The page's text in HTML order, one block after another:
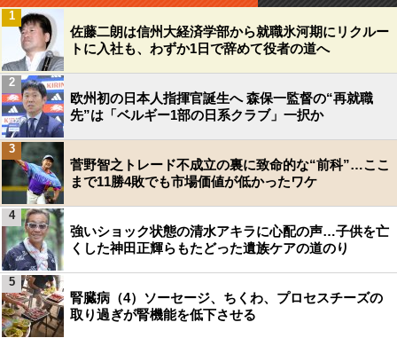
佐藤二朗は信州大経済学部から就職氷河期にリクルー
トに入社も、わずか1日で辞めて役者の道へ
1
欧州初の日本人指揮官誕生へ 森保一監督の“再就職
先”は「ベルギー1部の日系クラブ」一択か
2
菅野智之トレード不成立の裏に致命的な“前科”…ここ
まで11勝4敗でも市場価値が低かったワケ
3
強いショック状態の清水アキラに心配の声…子供を亡
くした神田正輝らもたどった遺族ケアの道のり
4
腎臓病（4）ソーセージ、ちくわ、プロセスチーズの
取り過ぎが腎機能を低下させる
5